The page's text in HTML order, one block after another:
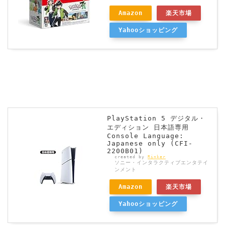
Amazon 楽天市場
Yahooショッピング
PlayStation 5 デジタル・
エディション 日本語専用
Console Language:
Japanese only (CFI-
2200B01)
created by Rinker
ソニー・インタラクティブエンタテイ
ンメント
Amazon 楽天市場
Yahooショッピング